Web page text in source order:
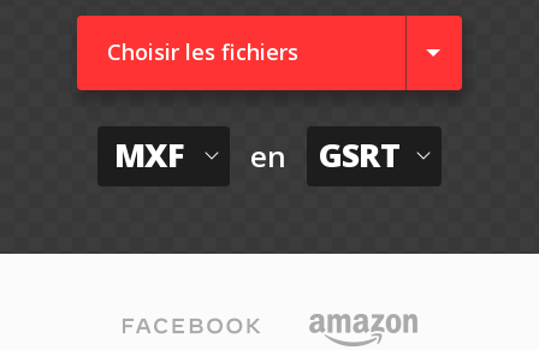
Choisir les fichiers
MXF en GSRT